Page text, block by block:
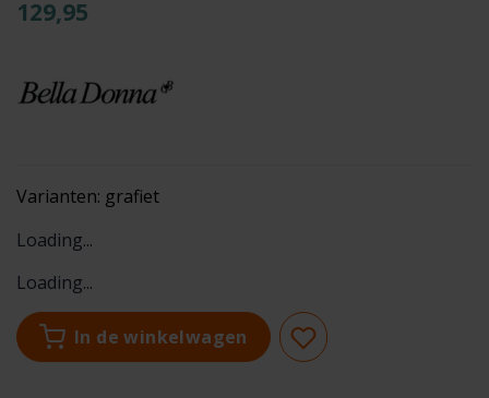
129,95
Varianten: grafiet
Loading...
Loading...
In de winkelwagen